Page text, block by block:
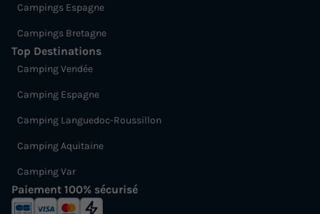
Campings Espagne
Campings Bretagne
Top Destinations
Camping Vendée
Camping Espagne
Camping Languedoc-Roussillon
Camping Aquitaine
Camping Var
Paiement 100% sécurisé